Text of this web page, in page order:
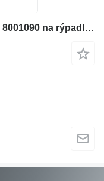
Intake Stack Liebherr Intake Stack 8001090 na rýpadla Liebherr R946/R950/R956/R960/D936